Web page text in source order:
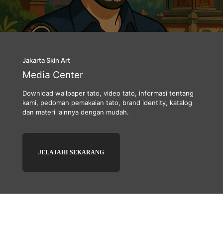
Jakarta Skin Art
Media Center
Download wallpaper tato, video tato, informasi tentang
kami, pedoman pemakaian tato, brand identity, katalog
dan materi lainnya dengan mudah.
JELAJAHI SEKARANG